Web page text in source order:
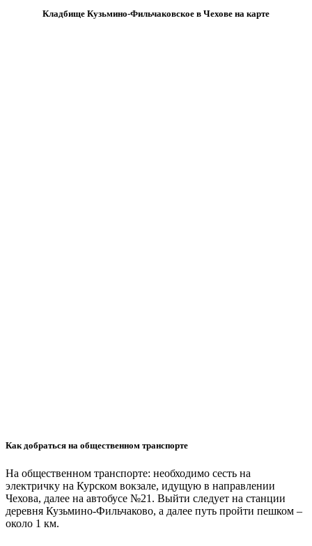
Кладбище Кузьмино-Фильчаковское в Чехове на карте
Как добраться на общественном транспорте
На общественном транспорте: необходимо сесть на
электричку на Курском вокзале, идущую в направлении
Чехова, далее на автобусе №21. Выйти следует на станции
деревня Кузьмино-Фильчаково, а далее путь пройти пешком –
около 1 км.